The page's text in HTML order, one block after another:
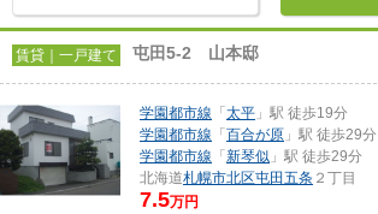
賃貸｜一戸建て 屯田5-2 山本邸
学園都市線 「 太平 」駅 徒歩19分
学園都市線 「 百合が原 」駅 徒歩29分
学園都市線 「 新琴似 」駅 徒歩29分
北海道札幌市北区屯田五条 ２丁目
7.5万円